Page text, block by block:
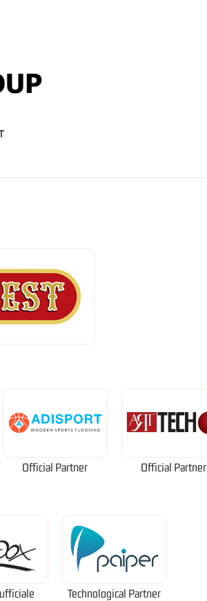
Official Partner Official Partner
Technological Partner